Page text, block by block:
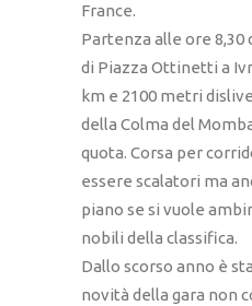
France.
Partenza alle ore 8,30
di Piazza Ottinetti a
km e 2100 metri
della Colma del
quota. Corsa per
essere scalatori ma
piano se si vuole
nobili della classifica.
Dallo scorso anno è
novità della gara non